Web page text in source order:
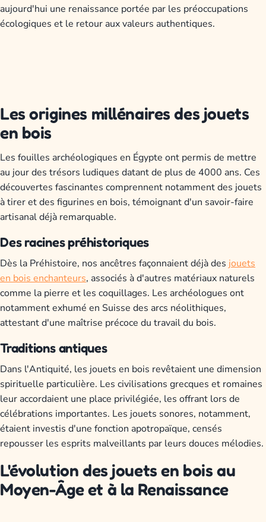
aujourd'hui une renaissance portée par les préoccupations
écologiques et le retour aux valeurs authentiques.
Les origines millénaires des jouets
en bois
Les fouilles archéologiques en Égypte ont permis de mettre
au jour des trésors ludiques datant de plus de 4000 ans. Ces
découvertes fascinantes comprennent notamment des jouets
à tirer et des figurines en bois, témoignant d'un savoir-faire
artisanal déjà remarquable.
Des racines préhistoriques
Dès la Préhistoire, nos ancêtres façonnaient déjà des jouets
en bois enchanteurs, associés à d'autres matériaux naturels
comme la pierre et les coquillages. Les archéologues ont
notamment exhumé en Suisse des arcs néolithiques,
attestant d'une maîtrise précoce du travail du bois.
Traditions antiques
Dans l'Antiquité, les jouets en bois revêtaient une dimension
spirituelle particulière. Les civilisations grecques et romaines
leur accordaient une place privilégiée, les offrant lors de
célébrations importantes. Les jouets sonores, notamment,
étaient investis d'une fonction apotropaïque, censés
repousser les esprits malveillants par leurs douces mélodies.
L'évolution des jouets en bois au
Moyen-Âge et à la Renaissance